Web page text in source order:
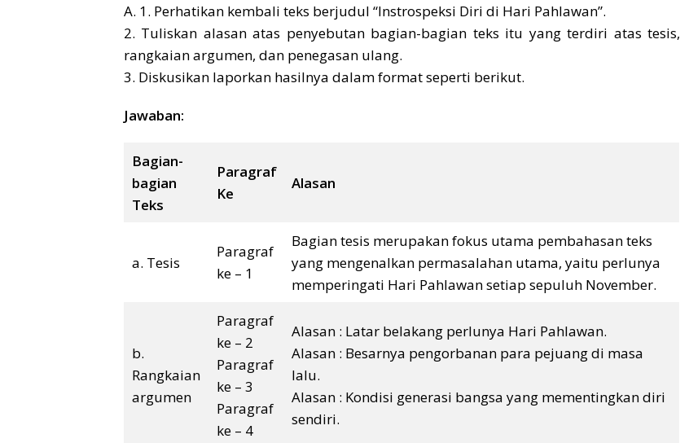
A. 1. Perhatikan kembali teks berjudul “Instrospeksi Diri di Hari Pahlawan”.
2. Tuliskan alasan atas penyebutan bagian-bagian teks itu yang terdiri atas tesis,
rangkaian argumen, dan penegasan ulang.
3. Diskusikan laporkan hasilnya dalam format seperti berikut.
Jawaban:
Bagian-
bagian
Teks
Paragraf
Ke
Alasan
a. Tesis
Paragraf
ke – 1
Bagian tesis merupakan fokus utama pembahasan teks
yang mengenalkan permasalahan utama, yaitu perlunya
memperingati Hari Pahlawan setiap sepuluh November.
b.
Rangkaian
argumen
Paragraf
ke – 2
Paragraf
ke – 3
Paragraf
ke – 4
Alasan : Latar belakang perlunya Hari Pahlawan.
Alasan : Besarnya pengorbanan para pejuang di masa
lalu.
Alasan : Kondisi generasi bangsa yang mementingkan diri
sendiri.